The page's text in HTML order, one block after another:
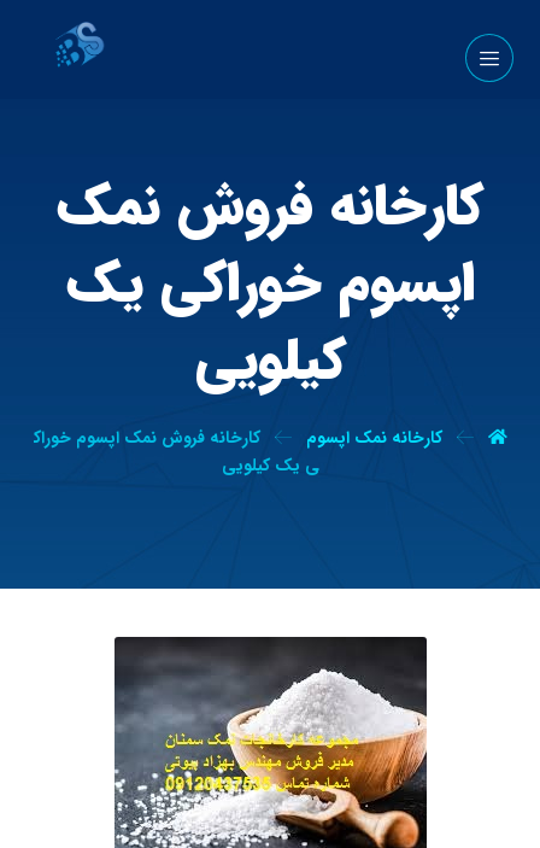
کارخانه فروش نمک
اپسوم خوراکی یک
کیلویی
کارخانه نمک اپسوم
کارخانه فروش نمک اپسوم خوراک
ی یک کیلویی